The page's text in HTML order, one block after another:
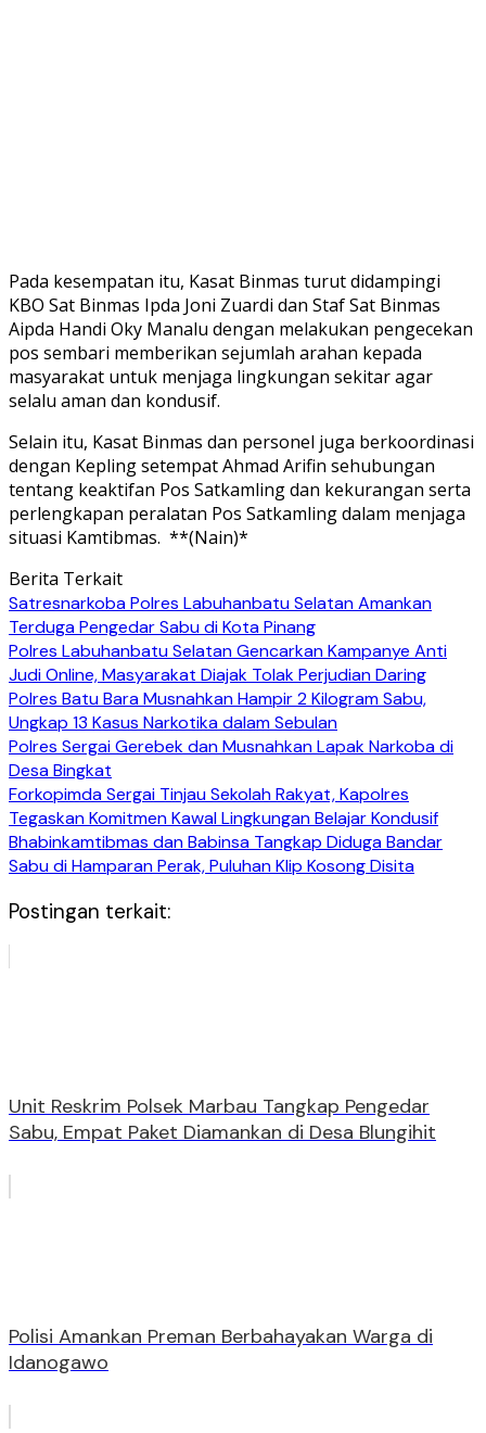
Pada kesempatan itu, Kasat Binmas turut didampingi
KBO Sat Binmas Ipda Joni Zuardi dan Staf Sat Binmas
Aipda Handi Oky Manalu dengan melakukan pengecekan
pos sembari memberikan sejumlah arahan kepada
masyarakat untuk menjaga lingkungan sekitar agar
selalu aman dan kondusif.
Selain itu, Kasat Binmas dan personel juga berkoordinasi
dengan Kepling setempat Ahmad Arifin sehubungan
tentang keaktifan Pos Satkamling dan kekurangan serta
perlengkapan peralatan Pos Satkamling dalam menjaga
situasi Kamtibmas. **(Nain)*
Berita Terkait
Satresnarkoba Polres Labuhanbatu Selatan Amankan
Terduga Pengedar Sabu di Kota Pinang
Polres Labuhanbatu Selatan Gencarkan Kampanye Anti
Judi Online, Masyarakat Diajak Tolak Perjudian Daring
Polres Batu Bara Musnahkan Hampir 2 Kilogram Sabu,
Ungkap 13 Kasus Narkotika dalam Sebulan
Polres Sergai Gerebek dan Musnahkan Lapak Narkoba di
Desa Bingkat
Forkopimda Sergai Tinjau Sekolah Rakyat, Kapolres
Tegaskan Komitmen Kawal Lingkungan Belajar Kondusif
Bhabinkamtibmas dan Babinsa Tangkap Diduga Bandar
Sabu di Hamparan Perak, Puluhan Klip Kosong Disita
Postingan terkait:
Unit Reskrim Polsek Marbau Tangkap Pengedar
Sabu, Empat Paket Diamankan di Desa Blungihit
Polisi Amankan Preman Berbahayakan Warga di
Idanogawo